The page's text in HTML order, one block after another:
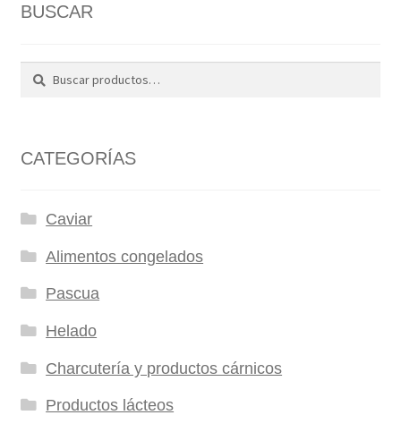
BUSCAR
Buscar
Buscar
CATEGORÍAS
Caviar
Alimentos congelados
Pascua
Helado
Charcutería y productos cárnicos
Productos lácteos